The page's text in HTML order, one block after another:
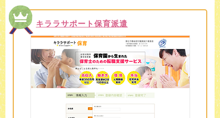
キララサポート保育派遣